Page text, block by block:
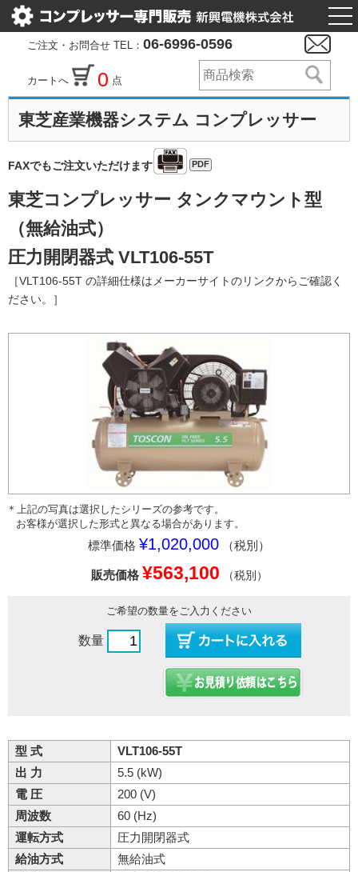
ご注文・お問合せ TEL： 06-6996-0596
カートへ 0 点
東芝産業機器システム コンプレッサー
FAXでもご注文いただけます PDF
東芝コンプレッサー タンクマウント型
（無給油式）
圧力開閉器式 VLT106-55T
［VLT106-55T の詳細仕様はメーカーサイトのリンクからご確認く
ださい。］
＊上記の写真は選択したシリーズの参考です。
お客様が選択した形式と異なる場合があります。
標準価格 ¥1,020,000 （税別）
販売価格 ¥563,100 （税別）
ご希望の数量をご入力ください
数量
型 式
VLT106-55T
出 力
5.5 (kW)
電 圧
200 (V)
周波数
60 (Hz)
運転方式
圧力開閉器式
給油方式
無給油式